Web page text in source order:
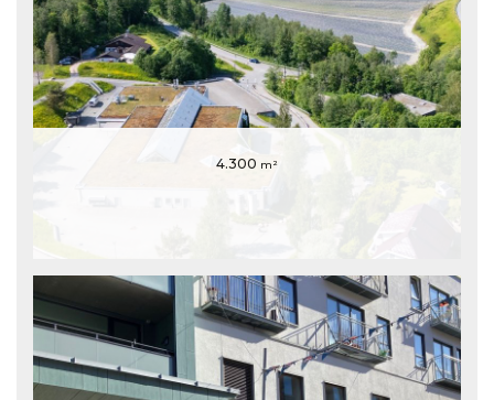
4.300 m²